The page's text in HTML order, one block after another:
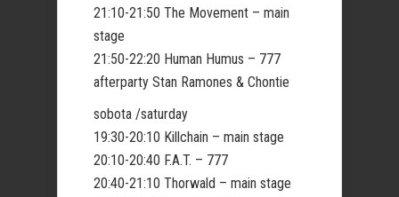
21:10-21:50 The Movement – main
stage
21:50-22:20 Human Humus – 777
afterparty Stan Ramones & Chontie
sobota /saturday
19:30-20:10 Killchain – main stage
20:10-20:40 F.A.T. – 777
20:40-21:10 Thorwald – main stage